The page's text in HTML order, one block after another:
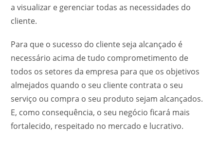
a visualizar e gerenciar todas as necessidades do
cliente.
Para que o sucesso do cliente seja alcançado é
necessário acima de tudo comprometimento de
todos os setores da empresa para que os objetivos
almejados quando o seu cliente contrata o seu
serviço ou compra o seu produto sejam alcançados.
E, como consequência, o seu negócio ficará mais
fortalecido, respeitado no mercado e lucrativo.